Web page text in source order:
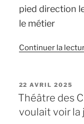
pied direction
le métier
Continuer la
PUBLIÉ
LE
22 AVRIL 2025
Théâtre des
voulait voir la